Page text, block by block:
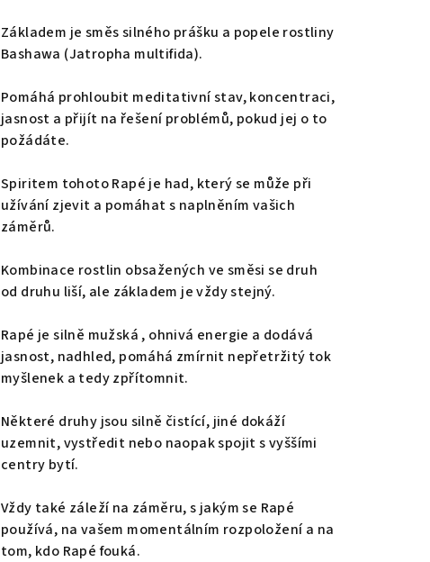
Základem je směs silného prášku a popele rostliny
Bashawa (Jatropha multifida).
Pomáhá prohloubit meditativní stav, koncentraci,
jasnost a přijít na řešení problémů, pokud jej o to
požádáte.
Spiritem tohoto Rapé je had, který se může při
užívání zjevit a pomáhat s naplněním vašich
záměrů.
Kombinace rostlin obsažených ve směsi se druh
od druhu liší, ale základem je vždy stejný.
Rapé je silně mužská , ohnivá energie a dodává
jasnost, nadhled, pomáhá zmírnit nepřetržitý tok
myšlenek a tedy zpřítomnit.
Některé druhy jsou silně čistící, jiné dokáží
uzemnit, vystředit nebo naopak spojit s vyššími
centry bytí.
Vždy také záleží na záměru, s jakým se Rapé
používá, na vašem momentálním rozpoložení a na
tom, kdo Rapé fouká.